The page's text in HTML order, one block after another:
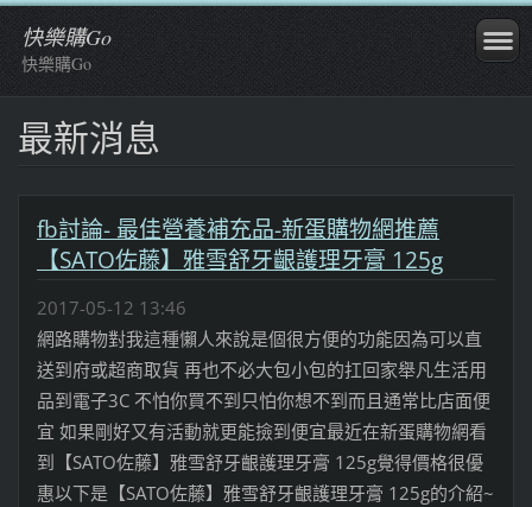
快樂購Go
快樂購Go
最新消息
fb討論- 最佳營養補充品-新蛋購物網推薦
【SATO佐藤】雅雪舒牙齦護理牙膏 125g
2017-05-12 13:46
網路購物對我這種懶人來說是個很方便的功能因為可以直
送到府或超商取貨 再也不必大包小包的扛回家舉凡生活用
品到電子3C 不怕你買不到只怕你想不到而且通常比店面便
宜 如果剛好又有活動就更能撿到便宜最近在新蛋購物網看
到【SATO佐藤】雅雪舒牙齦護理牙膏 125g覺得價格很優
惠以下是【SATO佐藤】雅雪舒牙齦護理牙膏 125g的介紹~